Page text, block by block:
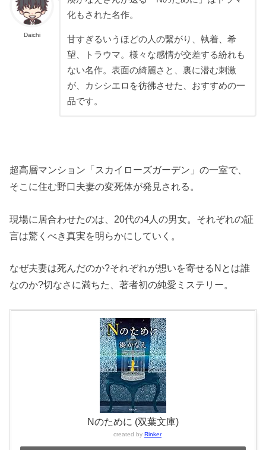
Daichi
化もされた名作。
甘すぎるいうほどの人の繋がり、執着、希
望、トラウマ。様々な感情が交差する紛れも
ない名作。表面の綺麗さと、裏に潜む刺激
が、カシシエロを彷彿させた、おすすめの一
品です。
超高層マンション「スカイローズガーデン」の一室で、
そこに住む野口夫妻の変死体が発見される。
現場に居合わせたのは、20代の4人の男女。それぞれの証
言は驚くべき真実を明らかにしていく。
なぜ夫妻は死んだのか?それぞれが想いを寄せるNとは誰
なのか?切なさに満ちた、著者初の純愛ミステリー。
Nのために (双葉文庫)
created by Rinker